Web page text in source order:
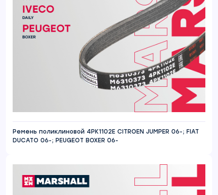
Ремень поликлиновой 4PK1102E CITROEN JUMPER 06-; FIAT
DUCATO 06-; PEUGEOT BOXER 06-